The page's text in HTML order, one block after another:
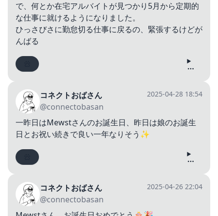
で、何とか在宅アルバイトが見つかり5月から定期的
な仕事に就けるようになりました。
ひっさびさに勤怠切る仕事に戻るの、緊張するけどが
んばる
コネクトおばさん
@connectobasan
2025-04-28 18:54
一昨日はMewstさんのお誕生日、昨日は娘のお誕生
日とお祝い続きで良い一年なりそう✨
コネクトおばさん
@connectobasan
2025-04-26 22:04